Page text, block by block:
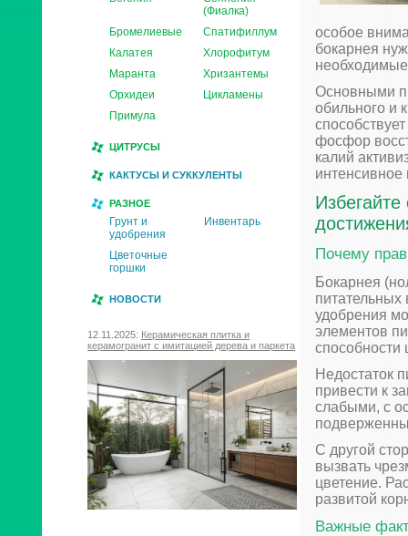
(Фиалка)
Бромелиевые
Спатифиллум
Калатея
Хлорофитум
Маранта
Хризантемы
Орхидеи
Цикламены
Примула
ЦИТРУСЫ
КАКТУСЫ И СУККУЛЕНТЫ
РАЗНОЕ
Грунт и
удобрения
Инвентарь
Цветочные
горшки
НОВОСТИ
12.11.2025: Керамическая плитка и
керамогранит с имитацией дерева и паркета
особое
бокарнея
Основными
обильного и
фосфор
калий
интенсивное
Почему
Бокарнея
удобрения
элементов
способности
Недостаток
привести к
слабыми, с
С другой
вызвать
цветение.
развитой
Важные